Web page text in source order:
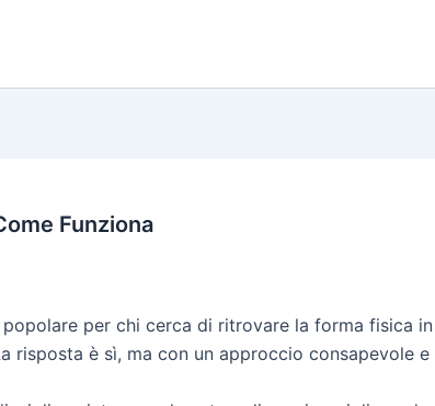
Funziona
per chi cerca di ritrovare la forma fisica
risposta è sì, ma con un approccio consapevole e